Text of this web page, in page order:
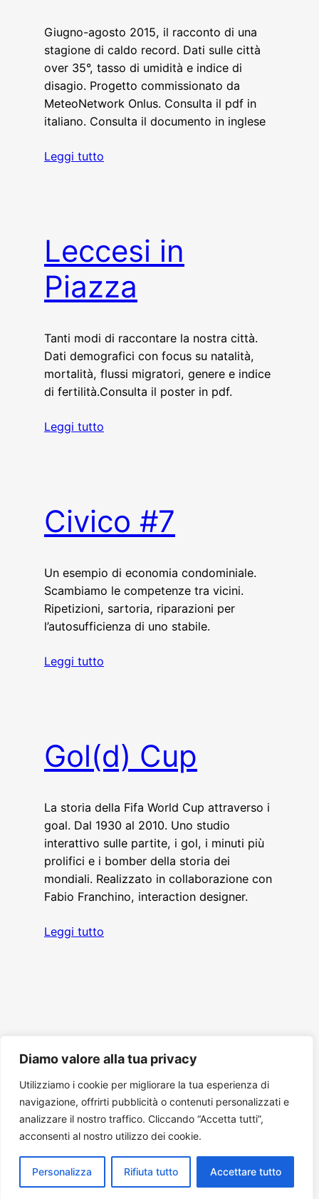
Diamo valore alla tua privacy
Utilizziamo i cookie per migliorare la tua esperienza di
navigazione, offrirti pubblicità o contenuti personalizzati e
analizzare il nostro traffico. Cliccando “Accetta tutti”,
acconsenti al nostro utilizzo dei cookie.
Personalizza Rifiuta tutto Accettare tutto
Giugno-agosto 2015, il racconto di una
stagione di caldo record. Dati sulle città
over 35°, tasso di umidità e indice di
disagio. Progetto commissionato da
MeteoNetwork Onlus. Consulta il pdf in
italiano. Consulta il documento in inglese
Leggi tutto
Leccesi in
Piazza
Tanti modi di raccontare la nostra città.
Dati demografici con focus su natalità,
mortalità, flussi migratori, genere e indice
di fertilità.Consulta il poster in pdf.
Leggi tutto
Civico #7
Un esempio di economia condominiale.
Scambiamo le competenze tra vicini.
Ripetizioni, sartoria, riparazioni per
l’autosufficienza di uno stabile.
Leggi tutto
Gol(d) Cup
La storia della Fifa World Cup attraverso i
goal. Dal 1930 al 2010. Uno studio
interattivo sulle partite, i gol, i minuti più
prolifici e i bomber della storia dei
mondiali. Realizzato in collaborazione con
Fabio Franchino, interaction designer.
Leggi tutto
Gli Additivi A.p.s. – Esaltiamo la Curiosità
via G. de Jacobis, 3, 73100, Lecce (Le)
C.F.: 93124400750 – RUNTS n. 497/LE
Scopri come sostenerci!
Privacy & Cookies policies